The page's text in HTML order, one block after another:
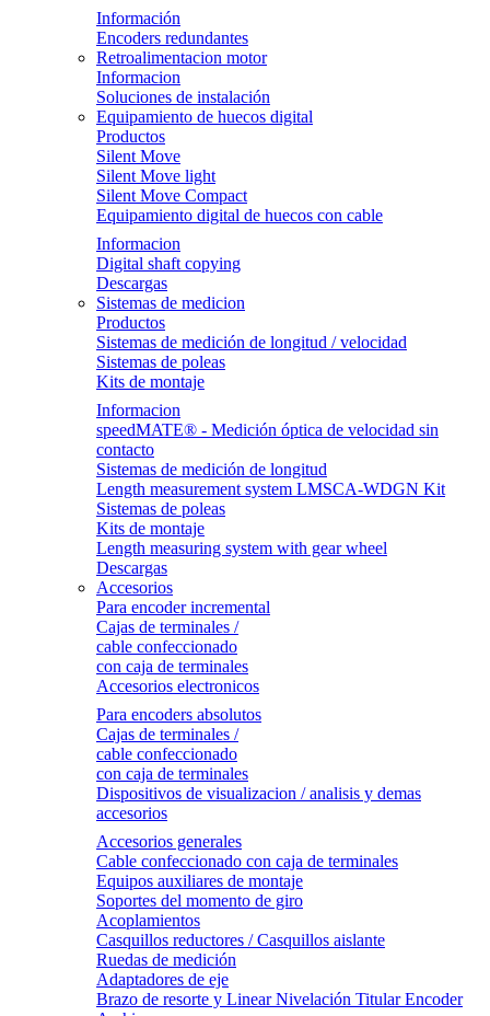
Información
Encoders redundantes
Retroalimentacion motor
Informacion
Soluciones de instalación
Equipamiento de huecos digital
Productos
Silent Move
Silent Move light
Silent Move Compact
Equipamiento digital de huecos con cable
Informacion
Digital shaft copying
Descargas
Sistemas de medicion
Productos
Sistemas de medición de longitud / velocidad
Sistemas de poleas
Kits de montaje
Informacion
speedMATE® - Medición óptica de velocidad sin
contacto
Sistemas de medición de longitud
Length measurement system LMSCA-WDGN Kit
Sistemas de poleas
Kits de montaje
Length measuring system with gear wheel
Descargas
Accesorios
Para encoder incremental
Cajas de terminales /
cable confeccionado
con caja de terminales
Accesorios electronicos
Para encoders absolutos
Cajas de terminales /
cable confeccionado
con caja de terminales
Dispositivos de visualizacion / analisis y demas
accesorios
Accesorios generales
Cable confeccionado con caja de terminales
Equipos auxiliares de montaje
Soportes del momento de giro
Acoplamientos
Casquillos reductores / Casquillos aislante
Ruedas de medición
Adaptadores de eje
Brazo de resorte y Linear Nivelación Titular Encoder